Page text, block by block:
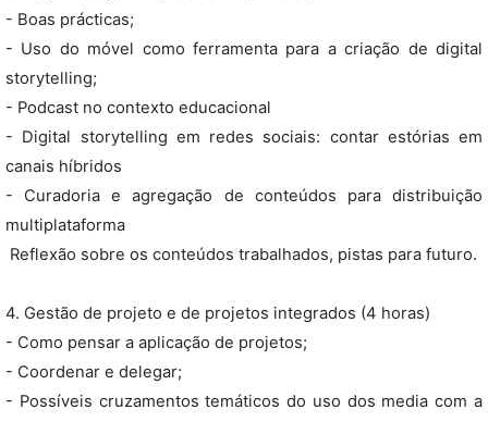
- Boas prácticas;
- Uso do móvel como ferramenta para a criação de digital
storytelling;
- Podcast no contexto educacional
- Digital storytelling em redes sociais: contar estórias em
canais híbridos
- Curadoria e agregação de conteúdos para distribuição
multiplataforma
 Reflexão sobre os conteúdos trabalhados, pistas para futuro.
4. Gestão de projeto e de projetos integrados (4 horas)
- Como pensar a aplicação de projetos;
- Coordenar e delegar;
- Possíveis cruzamentos temáticos do uso dos media com a